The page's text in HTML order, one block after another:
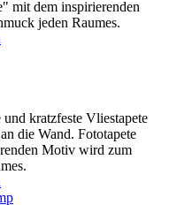
mit dem inspirierenden
jeden Raumes.
kratzfeste Vliestapete
die Wand. Fototapete
Motiv wird zum